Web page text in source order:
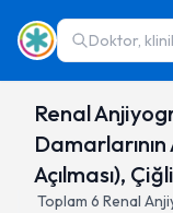
Doktor,
Renal
Açılması),
Toplam 6 Renal